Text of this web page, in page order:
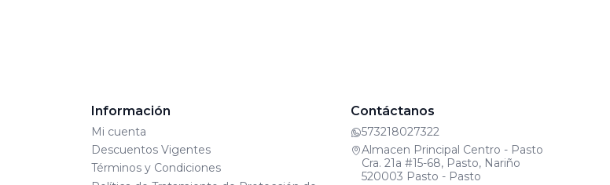
Información
Mi cuenta
Descuentos Vigentes
Términos y Condiciones
Contáctanos
573218027322
Almacen Principal Centro - Pasto
Cra. 21a #15-68, Pasto, Nariño
520003 Pasto - Pasto